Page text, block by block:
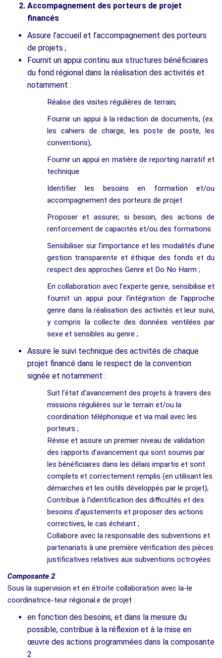
Accompagnement des porteurs de projet
financés
Assure l’accueil et l’accompagnement des porteurs
de projets ;
Fournit un appui continu aux structures bénéficiaires
du fond régional dans la réalisation des activités et
notamment :
Réalise des visites régulières de terrain;
Fournir un appui à la rédaction de documents, (ex.
les cahiers de charge, les poste de poste, les
conventions),
Fournir un appui en matière de reporting narratif et
technique
Identifier les besoins en formation et/ou
accompagnement des porteurs de projet
Proposer et assurer, si besoin, des actions de
renforcement de capacités et/ou des formations
Sensibiliser sur l’importance et les modalités d’une
gestion transparente et éthique des fonds et du
respect des approches Genre et Do No Harm ;
En collaboration avec l’experte genre, sensibilise et
fournit un appui pour l’intégration de l’approche
genre dans la réalisation des activités et leur suivi,
y compris la collecte des données ventilées par
sexe et sensibles au genre ;
Assure le suivi technique des activités de chaque
projet financé dans le respect de la convention
signée et notamment :
Suit l’état d’avancement des projets à travers des
missions régulières sur le terrain et/ou la
coordination téléphonique et via mail avec les
porteurs ;
Révise et assure un premier niveau de validation
des rapports d’avancement qui sont soumis par
les bénéficiaires dans les délais impartis et sont
complets et correctement remplis (en utilisant les
démarches et les outils développés par le projet);
Contribue à l’identification des difficultés et des
besoins d’ajustements et proposer des actions
correctives, le cas échéant ;
Collabore avec la responsable des subventions et
partenariats à une première vérification des pièces
justificatives relatives aux subventions octroyées
Composante 2
Sous la supervision et en étroite collaboration avec la-le
coordinatrice-teur régional.e de projet :
en fonction des besoins, et dans la mesure du
possible, contribue à la réflexion et à la mise en
œuvre des actions programmées dans la composante
2